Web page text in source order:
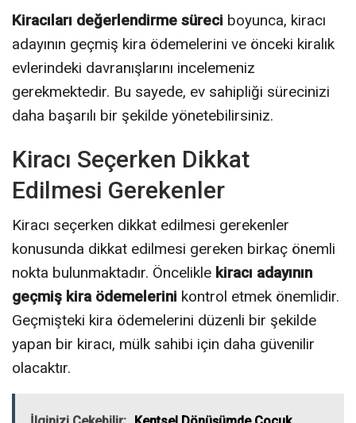
Kiracıları değerlendirme süreci boyunca, kiracı
adayının geçmiş kira ödemelerini ve önceki kiralık
evlerindeki davranışlarını incelemeniz
gerekmektedir. Bu sayede, ev sahipliği sürecinizi
daha başarılı bir şekilde yönetebilirsiniz.
Kiracı Seçerken Dikkat
Edilmesi Gerekenler
Kiracı seçerken dikkat edilmesi gerekenler
konusunda dikkat edilmesi gereken birkaç önemli
nokta bulunmaktadır. Öncelikle kiracı adayının
geçmiş kira ödemelerini kontrol etmek önemlidir.
Geçmişteki kira ödemelerini düzenli bir şekilde
yapan bir kiracı, mülk sahibi için daha güvenilir
olacaktır.